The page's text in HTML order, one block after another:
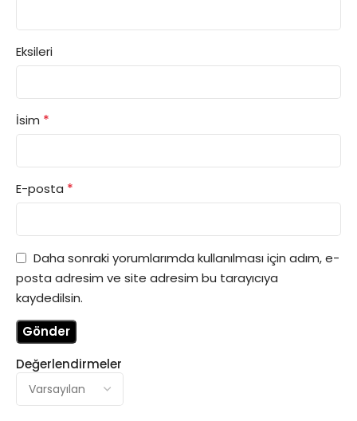
Değerlendirmeler
Eksileri
İsim *
E-posta *
Daha sonraki yorumlarımda kullanılması için adım, e-
posta adresim ve site adresim bu tarayıcıya
kaydedilsin.